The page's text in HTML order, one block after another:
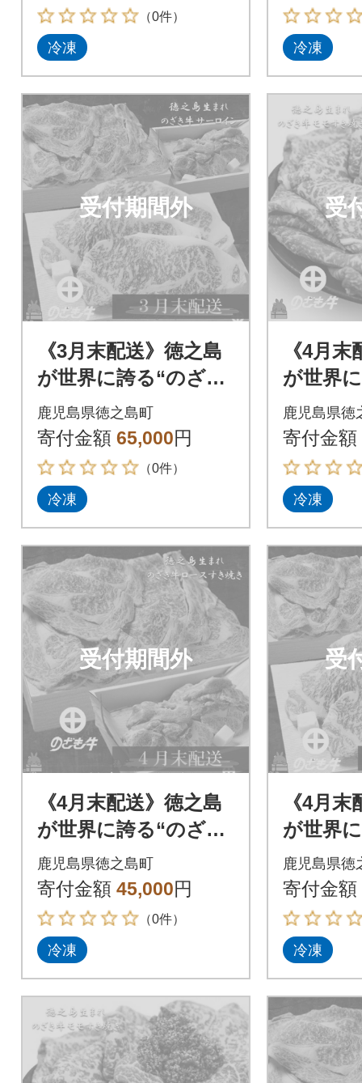
（0件）
冷凍 冷凍
受付期間外
《3月末配送》徳之島
が世界に誇る“のざき
牛”サーロインステー
キギフト
鹿児島県徳之島町
寄付金額 65,000円
（0件）
冷凍
受
《4月
が世界
牛”モモ
ト
鹿児島県徳
寄付金額
冷凍
受付期間外
《4月末配送》徳之島
が世界に誇る“のざき
牛”ロースすき焼きギ
フト
鹿児島県徳之島町
寄付金額 45,000円
（0件）
冷凍
受
《4月
が世界
牛”サー
キギフ
鹿児島県徳
寄付金額
冷凍